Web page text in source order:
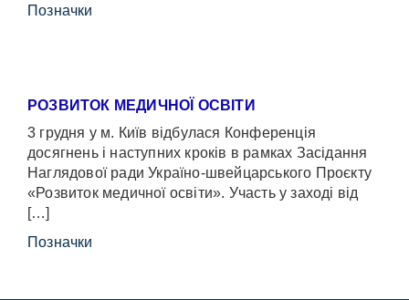
Позначки
РОЗВИТОК МЕДИЧНОЇ ОСВІТИ
3 грудня у м. Київ відбулася Конференція
досягнень і наступних кроків в рамках Засідання
Наглядової ради Україно-швейцарського Проєкту
«Розвиток медичної освіти». Участь у заході від
[…]
Позначки